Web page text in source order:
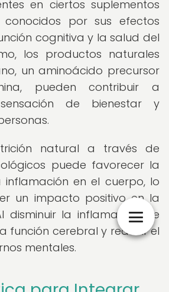
en ciertos suplementos
conocidos por sus efectos
cognitiva y la salud del
los productos naturales
un aminoácido precursor
pueden contribuir a
de bienestar y
natural a través de
puede favorecer la
en el cuerpo, lo
un impacto positivo en la
disminuir la inflamación, se
función cerebral y reducir el
mentales.